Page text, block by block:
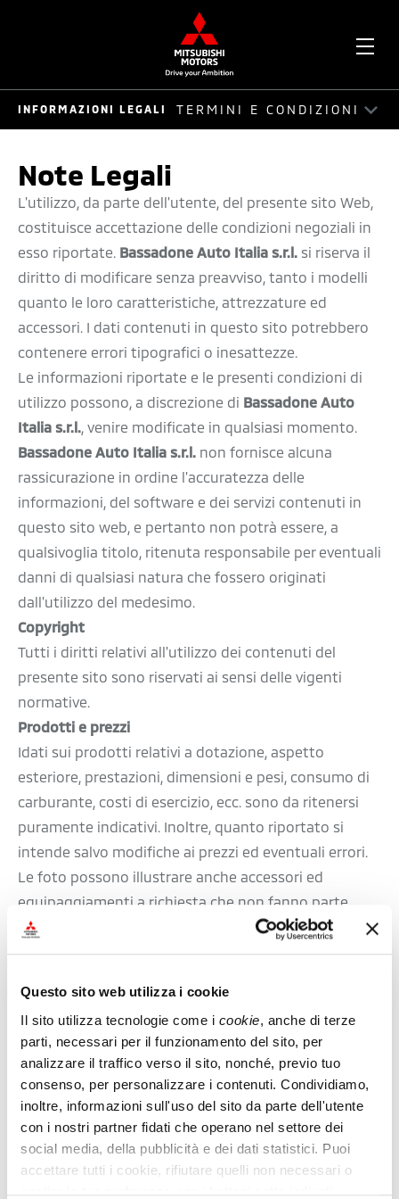
Questo sito web utilizza i cookie
Il sito utilizza tecnologie come i cookie, anche di terze
parti, necessari per il funzionamento del sito, per
analizzare il traffico verso il sito, nonché, previo tuo
consenso, per personalizzare i contenuti. Condividiamo,
inoltre, informazioni sull'uso del sito da parte dell'utente
con i nostri partner fidati che operano nel settore dei
social media, della pubblicità e dei dati statistici. Puoi
accettare tutti i cookie, rifiutare quelli non necessari o
INFORMAZIONI LEGALI TERMINI E CONDIZIONI
COOKIE POLICY
Note Legali
L'utilizzo, da parte dell'utente, del presente sito Web,
costituisce accettazione delle condizioni negoziali in
esso riportate. Bassadone Auto Italia s.r.l. si riserva il
diritto di modificare senza preavviso, tanto i modelli
quanto le loro caratteristiche, attrezzature ed
accessori. I dati contenuti in questo sito potrebbero
contenere errori tipografici o inesattezze.
Le informazioni riportate e le presenti condizioni di
utilizzo possono, a discrezione di Bassadone Auto
Italia s.r.l., venire modificate in qualsiasi momento.
Bassadone Auto Italia s.r.l. non fornisce alcuna
rassicurazione in ordine l'accuratezza delle
informazioni, del software e dei servizi contenuti in
questo sito web, e pertanto non potrà essere, a
qualsivoglia titolo, ritenuta responsabile per eventuali
danni di qualsiasi natura che fossero originati
dall'utilizzo del medesimo.
Copyright
Tutti i diritti relativi all'utilizzo dei contenuti del
presente sito sono riservati ai sensi delle vigenti
normative.
Prodotti e prezzi
Idati sui prodotti relativi a dotazione, aspetto
esteriore, prestazioni, dimensioni e pesi, consumo di
carburante, costi di esercizio, ecc. sono da ritenersi
puramente indicativi. Inoltre, quanto riportato si
intende salvo modifiche ai prezzi ed eventuali errori.
Le foto possono illustrare anche accessori ed
equipaggiamenti a richiesta che non fanno parte
della dotazione di serie. I colori possono variare per
motivi tecnici. La casa costruttrice si riserva la
cambiamenti delle tonalità cromatiche o modifiche
alla dotazione di serie del veicolo durante il periodo
precedente alla consegna, qualora il prodotto non
risulti sostanzialmente diverso e le modifiche siano
accettabili per l’acquirente.
Per i concessionari ufficiali Mitsubishi, i prezzi si
intendono come consigliati e non vincolanti. Per le
ultime informazioni aggiornate in merito si prega